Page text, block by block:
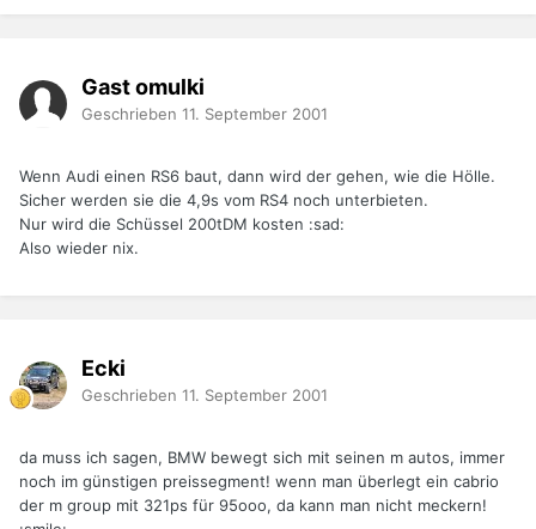
Gast omulki
Geschrieben 11. September 2001
Wenn Audi einen RS6 baut, dann wird der gehen, wie die Hölle.
Sicher werden sie die 4,9s vom RS4 noch unterbieten.
Nur wird die Schüssel 200tDM kosten :sad:
Also wieder nix.
Ecki
Geschrieben 11. September 2001
da muss ich sagen, BMW bewegt sich mit seinen m autos, immer
noch im günstigen preissegment! wenn man überlegt ein cabrio
der m group mit 321ps für 95ooo, da kann man nicht meckern!